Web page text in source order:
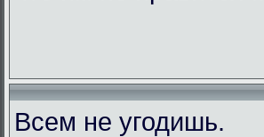
Всем не угодишь.